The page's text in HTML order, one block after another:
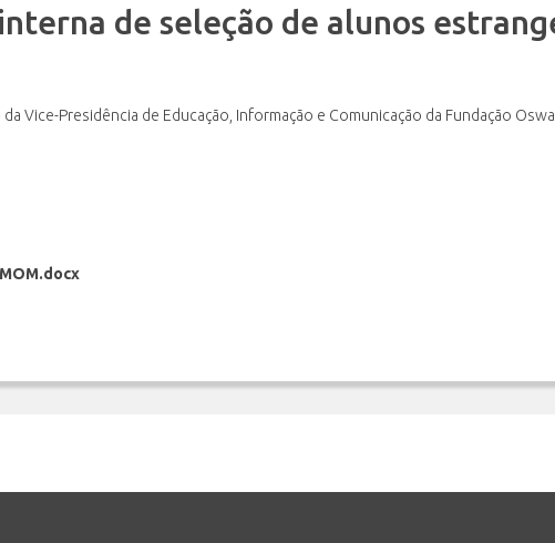
de seleção de alunos
Vice-Presidência de Educação, Informação e Comunicação da Fundação